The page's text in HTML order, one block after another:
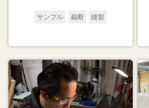
サンプル 裁断 縫製